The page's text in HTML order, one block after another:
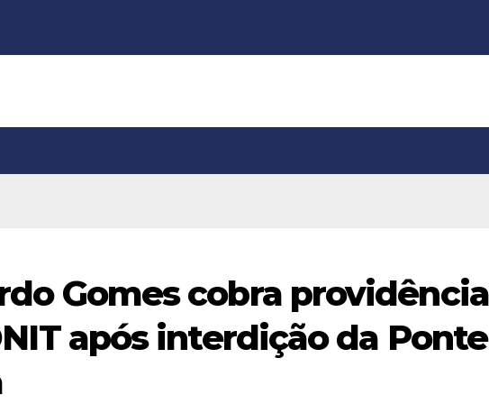
Gomes cobra
após interdição da Ponte